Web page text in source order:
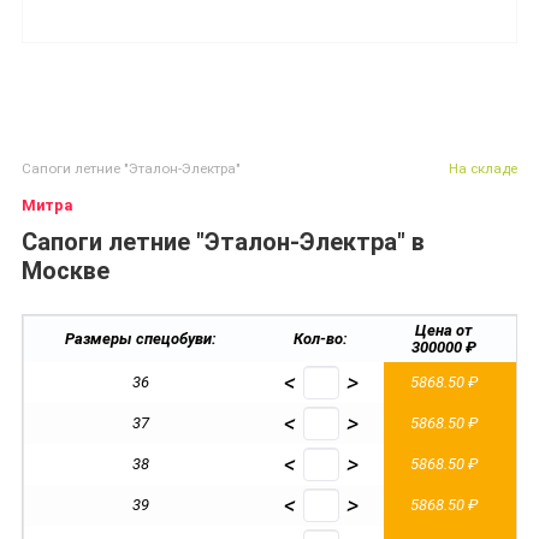
Сапоги летние "Эталон-Электра"
Митра
Сапоги летние "Эталон-Электра" в
Москве
На складе
Размеры спецобуви: Кол-во:
Цена от
300000 ₽
36
< > 5868.50 ₽
37 < > 5868.50 ₽
38 < > 5868.50 ₽
39 < > 5868.50 ₽